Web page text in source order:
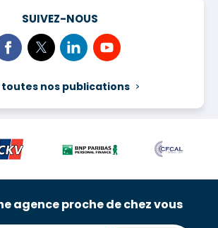
SUIVEZ-NOUS
toutes nos publications
agence proche de chez vous